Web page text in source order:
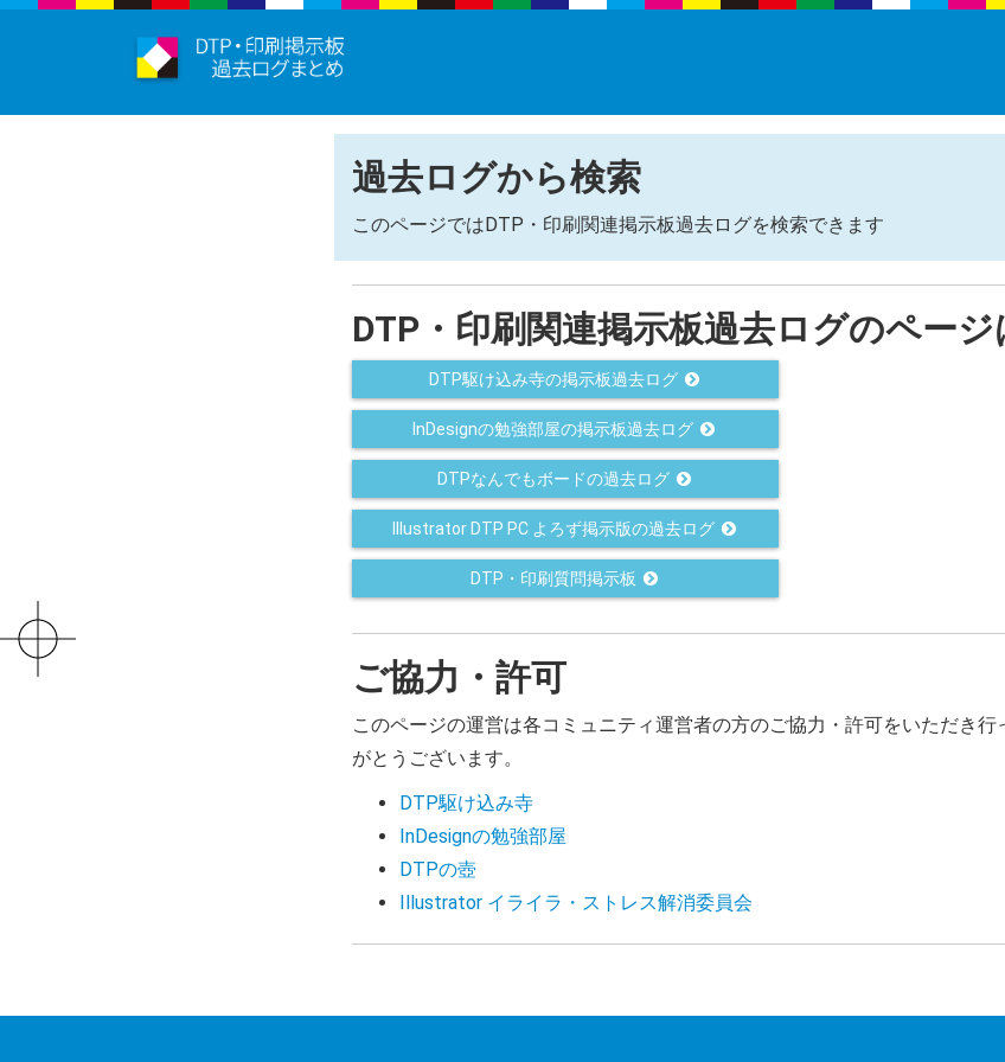
過去ログから検索
このページではDTP・印刷関連掲示板過去ログを検索できます
DTP・印刷関連掲示板過去ログのペー
DTP駆け込み寺の掲示板過去ログ
InDesignの勉強部屋の掲示板過去ログ
DTPなんでもボードの過去ログ
Illustrator DTP PC よろず掲示版の過去ログ
DTP・印刷質問掲示板
ご協力・許可
このページの運営は各コミュニティ運営者の方のご協力・許可をいただき行
がとうございます。
DTP駆け込み寺
InDesignの勉強部屋
DTPの壺
Illustrator イライラ・ストレス解消委員会